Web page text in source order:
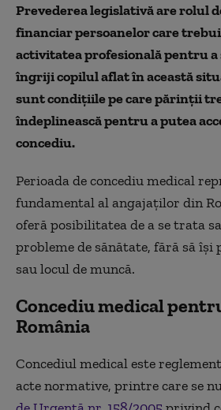
Prevederea legislativă are rolul
financiar persoanelor care
activitatea profesională pentru a
îngriji copilul aflat în această
sunt condițiile pe care părinții
îndeplinească pentru a putea
concediu.
Perioada de concediu medical
fundamental al angajaților din
oferă posibilitatea de a se trata
probleme de sănătate, fără să
sau locul de muncă.
Concediu medical
România
Concediul medical este
acte normative, printre care se